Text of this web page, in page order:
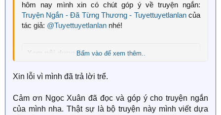
hôm nay mình xin có chút góp ý về truyện ngắn:
Truyện Ngắn - Đã Từng Thương - Tuyettuyetlanlancủa
tác giả: @Tuyettuyetlanlan nhé!
Xem nội dung ẩnBấm vào để xem thêm..
Xin lỗi vì mình đã trả lời trể.
Cảm ơn Ngọc Xuân đã đọc và góp ý cho truyện ngắn
của mình nha. Thật sự là bộ truyện này mình viết dựa